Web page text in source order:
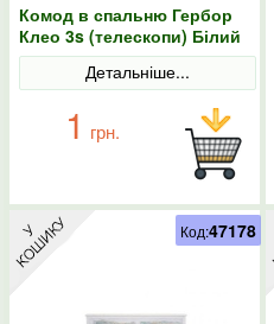
Комод в спальню Гербор
Клео 3s (телескопи) Білий
Детальніше...
1 грн.
Код:47178